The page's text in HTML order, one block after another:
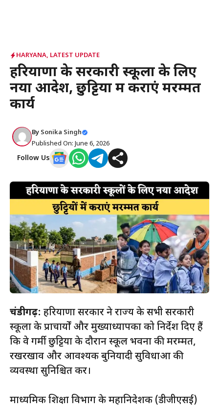
HARYANA, LATEST UPDATE
हरियाणा के सरकारी स्कूलों के लिए
नया आदेश, छुट्टियों में कराएं मरम्मत
कार्य
By Sonika Singh
Published On: June 6, 2026
Follow Us
चंडीगढ़: हरियाणा सरकार ने राज्य के सभी सरकारी
स्कूलों के प्राचार्यों और मुख्याध्यापकों को निर्देश दिए हैं
कि वे गर्मी छुट्टियों के दौरान स्कूल भवनों की मरम्मत,
रखरखाव और आवश्यक बुनियादी सुविधाओं की
व्यवस्था सुनिश्चित करें।
माध्यमिक शिक्षा विभाग के महानिदेशक (डीजीएसई)